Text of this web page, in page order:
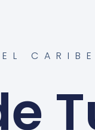
CARIBE